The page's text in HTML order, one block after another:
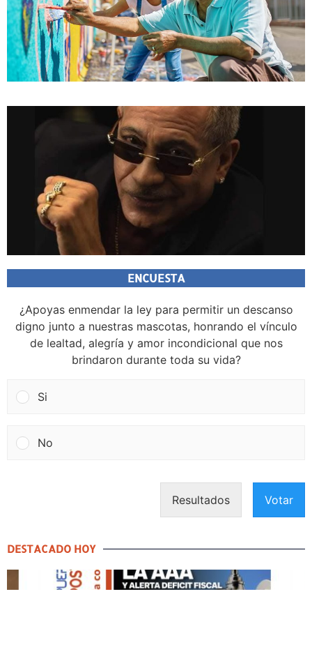
ENCUESTA
¿Apoyas enmendar la ley para permitir un descanso
digno junto a nuestras mascotas, honrando el vínculo
de lealtad, alegría y amor incondicional que nos
brindaron durante toda su vida?
Si
No
Resultados Votar
DESTACADO HOY